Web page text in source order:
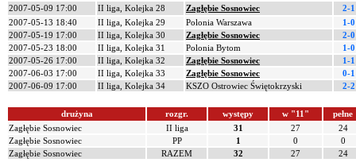
2007-05-09 17:00
II liga, Kolejka 28 Zagłębie Sosnowiec
2-1
2007-05-13 18:40
II liga, Kolejka 29 Polonia Warszawa
1-0
2007-05-19 17:00
II liga, Kolejka 30 Zagłębie Sosnowiec
2-0
2007-05-23 18:00
II liga, Kolejka 31 Polonia Bytom
1-0
2007-05-26 17:00
II liga, Kolejka 32 Zagłębie Sosnowiec
1-1
2007-06-03 17:00
II liga, Kolejka 33 Zagłębie Sosnowiec
0-1
2007-06-09 17:00
II liga, Kolejka 34 KSZO Ostrowiec Świętokrzyski 2-2
drużyna rozgr. występy w "11"
pełne
Zagłębie Sosnowiec
II liga 31 27
24
Zagłębie Sosnowiec
PP 1 0
0
Zagłębie Sosnowiec
RAZEM 32 27 24